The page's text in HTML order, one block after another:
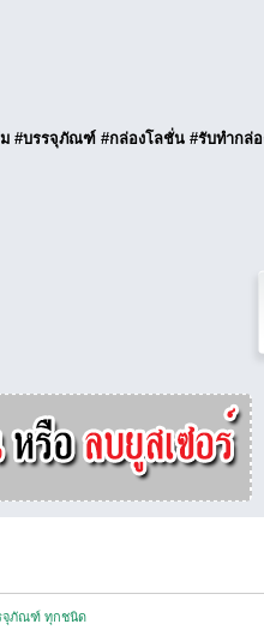
บรรจุภัณฑ์‬ ‪#‎กล่องโลชั่น‬ ‪#‎รับทำกล่อ
รจุภัณฑ์ ทุกชนิด